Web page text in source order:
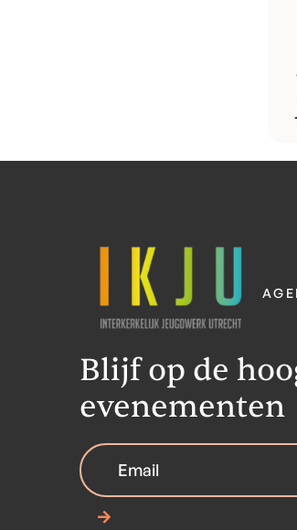
Blijf op de
evenementen
